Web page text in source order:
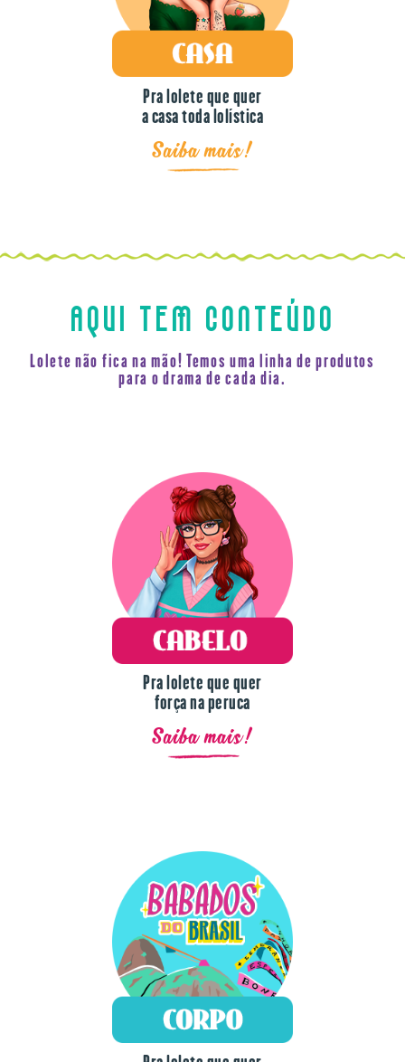
Pra lolete que quer
a casa toda lolística
Saiba mais!
AQUI TEM CONTEÚDO
Lolete não fica na mão! Temos uma linha de produtos
para o drama de cada dia.
Pra lolete que quer
força na peruca
Saiba mais!